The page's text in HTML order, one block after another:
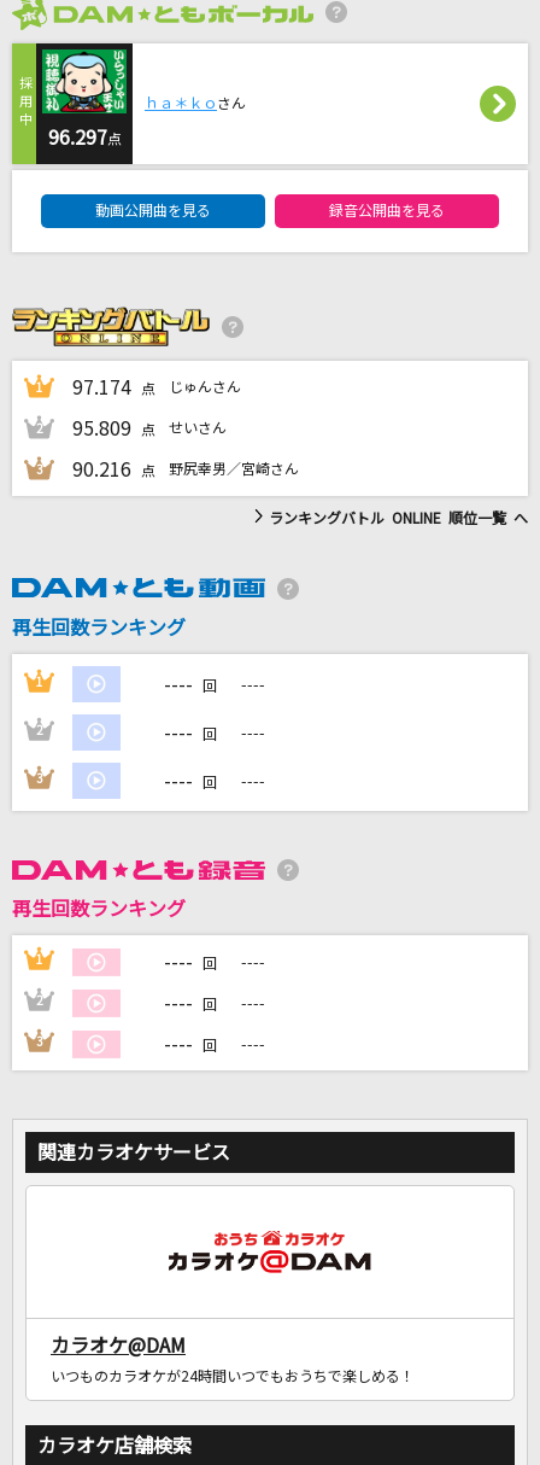
拍手喝采歌合
supercell
[生音]ベテルギウス
優里
FRUITS ZIPPERメドレー
ぬくもり
川崎鷹也
DAMの新曲・ランキングなど
カラオケ最新情報をチェック！
DAMに会員登録・ログインして
カラオケをもっと楽しもう！
自宅でカラオケ歌い放題！
家族や友達と一緒に！練習にも！
96.297点
ｈａ＊ｋｏ さん
動画公開曲を見る 録音公開曲を見る
1 97.174 点 じゅんさん
2 95.809 点 せいさん
3 90.216 点 野尻幸男／宮崎さん
ランキングバトル ONLINE 順位一覧 へ
再生回数ランキング
1 ---- 回 ----
2 ---- 回 ----
3 ---- 回 ----
再生回数ランキング
1 ---- 回 ----
2 ---- 回 ----
3 ---- 回 ----
関連カラオケサービス
カラオケ@DAM
いつものカラオケが24時間いつでもおうちで楽しめる！
カラオケ店舗検索